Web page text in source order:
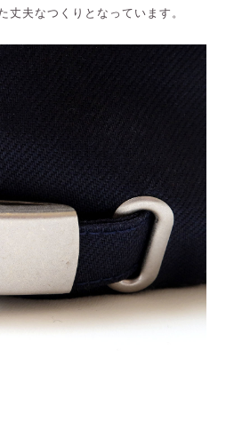
丈夫なつくりとなっています。